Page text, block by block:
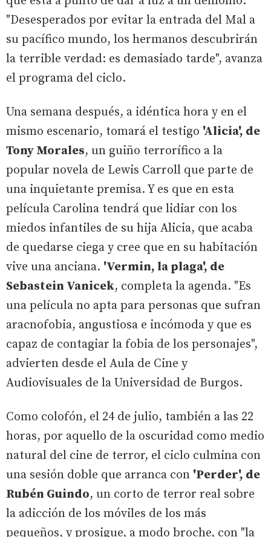
"Desesperados por evitar la entrada del Mal a
su pacífico mundo, los hermanos descubrirán
la terrible verdad: es demasiado tarde", avanza
el programa del ciclo.
Una semana después, a idéntica hora y en el
mismo escenario, tomará el testigo 'Alicia', de
Tony Morales, un guiño terrorífico a la
popular novela de Lewis Carroll que parte de
una inquietante premisa. Y es que en esta
película Carolina tendrá que lidiar con los
miedos infantiles de su hija Alicia, que acaba
de quedarse ciega y cree que en su habitación
vive una anciana. 'Vermin, la plaga', de
Sebastein Vanicek, completa la agenda. "Es
una película no apta para personas que sufran
aracnofobia, angustiosa e incómoda y que es
capaz de contagiar la fobia de los personajes",
advierten desde el Aula de Cine y
Audiovisuales de la Universidad de Burgos.
Como colofón, el 24 de julio, también a las 22
horas, por aquello de la oscuridad como medio
natural del cine de terror, el ciclo culmina con
una sesión doble que arranca con 'Perder', de
Rubén Guindo, un corto de terror real sobre
la adicción de los móviles de los más
pequeños, y prosigue, a modo broche, con "la